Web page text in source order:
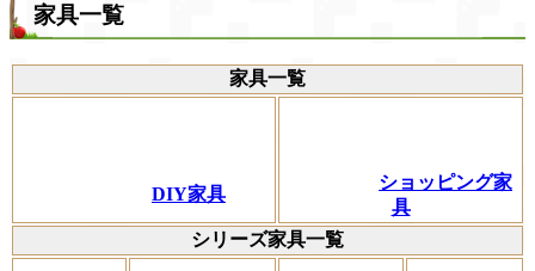
家具一覧
家具一覧
DIY家具
ショッピング家
具
シリーズ家具一覧